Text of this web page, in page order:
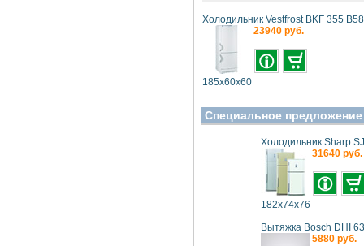
Холодильник Vestfrost BKF 355
23940 руб.
185x60x60
Специальное предложение
Холодильник Sharp
31640 руб.
182x74x76
Вытяжка Bosch DHI
5880 руб.